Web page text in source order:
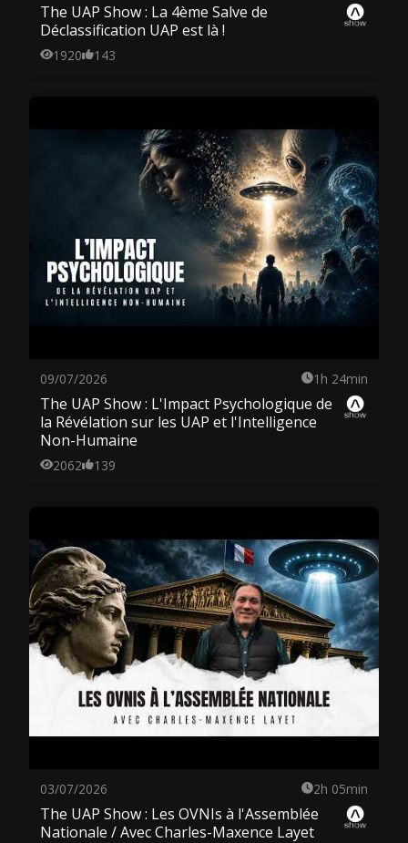
The UAP Show : La 4ème Salve de
Déclassification UAP est là !
1920 143
09/07/2026 1h 24min
The UAP Show : L'Impact Psychologique de
la Révélation sur les UAP et l'Intelligence
Non-Humaine
2062 139
03/07/2026 2h 05min
The UAP Show : Les OVNIs à l'Assemblée
Nationale / Avec Charles-Maxence Layet